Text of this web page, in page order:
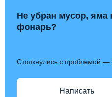
Не убран мусор, яма
фонарь?
Столкнулись с проблемой —
Написать